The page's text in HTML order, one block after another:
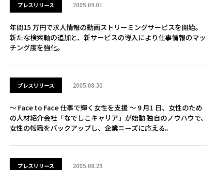
プレスリリース 2005.09.01
年間15 万円で求人情報の動画ストリーミングサービスを開始。
新たな検索軸の追加と、新サービスの導入により仕事情報のマッ
チング度を強化。
プレスリリース 2005.08.30
～ Face to Face 仕事で輝く女性を支援 ～ 9 月1 日、女性のため
の人材紹介会社「なでしこキャリア」が始動 独自のノウハウで、
女性の転職をバックアップし、企業ニーズに応える。
プレスリリース 2005.08.29